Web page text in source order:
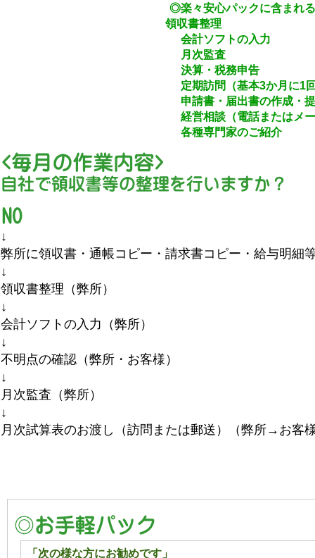
◎楽々安心パックに含まれる
領収書整理
会計ソフトの入力
月次監査
決算・税務申告
定期訪問（基本3か月に1回
申請書・届出書の作成・提
経営相談（電話またはメー
各種専門家のご紹介
↓
弊所に領収書・通帳コピー・請求書コピー・給与明細
↓ （お客
領収書整理（弊所）
↓
会計ソフトの入力（弊所）
↓
不明点の確認（弊所・お客様）
↓
月次監査（弊所）
↓
月次試算表のお渡し（訪問または郵送）（弊所→お客
「次の様な方にお勧めです」